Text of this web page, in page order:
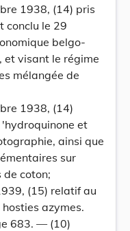
1938, (14) pris
conclu le 29
belgo-
et visant le régime
mélangée de
1938, (14)
et
ainsi que
sur
coton;
(15) relatif au
azymes.
683. — (10)